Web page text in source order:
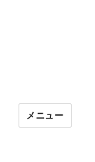
メニュー